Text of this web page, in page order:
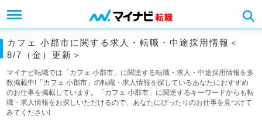
カフェ 小郡市に関する求人・転職・中途採用情報＜
8/7（金）更新＞
マイナビ転職では「カフェ 小郡市」に関連する転職・求人・中途採用情報を多
数掲載中!「カフェ 小郡市」の転職・求人情報を探しているあなたにおすすめ
のお仕事を掲載しています。「カフェ 小郡市」に関連するキーワードからも転
職・求人情報をお探しいただけるので、あなたにぴったりのお仕事を見つけて
みてください!